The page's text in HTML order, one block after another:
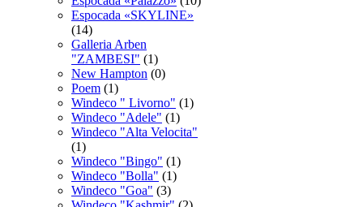
Espocadа «SKYLINE»
(14)
Galleria Arben
"ZAMBESI" (1)
New Hampton (0)
Poem (1)
Windeco " Livorno" (1)
Windeco "Adele" (1)
Windeco "Alta Velocita"
(1)
Windeco "Bingo" (1)
Windeco "Bolla" (1)
Windeco "Goa" (3)